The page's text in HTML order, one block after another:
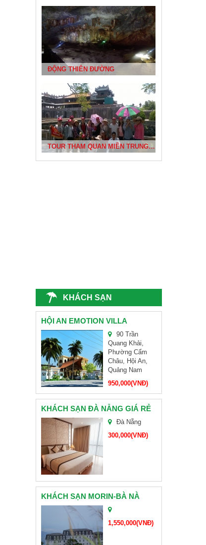
ĐẢO LÝ SƠN
BÃI TẮM NHẬT LỆ VÀ KHU KHẢO CỔ BÀU TRÓ
CHÙA LINH ỨNG SƠN TRÀ
TAM GIÁC MẠCH
CHÙA NAM SƠN ĐÀ NẴNG
ĐỘNG THIÊN ĐƯỜNG
TOUR THAM QUAN MIỀN TRUNG CỦA DỰ ÁN PHÁT TRIỂN CỘNG ĐỒNG BÌNH THUẬN
BÁNH KẸO HẢI HÀ
ĐOÀN CHỊ HOÀNG-CẦN THƠ
KHÁCH SẠN
HỘI AN EMOTION VILLA
90 Trần
Quang Khải,
Phường Cẩm
Châu, Hội An,
Quảng Nam
950,000(VNĐ)
KHÁCH SẠN ĐÀ NẴNG GIÁ RẺ
Đà Nẵng
300,000(VNĐ)
KHÁCH SẠN MORIN-BÀ NÀ
1,550,000(VNĐ)